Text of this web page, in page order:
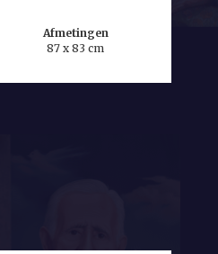
Afmetingen
87 x 83 cm